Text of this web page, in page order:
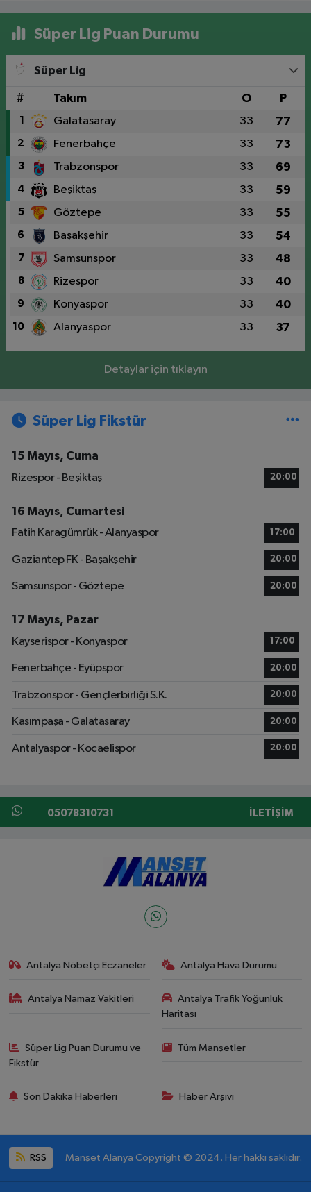
Süper Lig Puan Durumu
Süper Lig
# Takım O P
1 Galatasaray 33 77
2 Fenerbahçe 33 73
3 Trabzonspor 33 69
4 Beşiktaş 33 59
5 Göztepe 33 55
6 Başakşehir 33 54
7 Samsunspor 33 48
8 Rizespor 33 40
9 Konyaspor 33 40
10 Alanyaspor 33 37
Detaylar için tıklayın
Süper Lig Fikstür
15 Mayıs, Cuma
Rizespor - Beşiktaş
20:00
16 Mayıs, Cumartesi
Fatih Karagümrük - Alanyaspor
17:00
Gaziantep FK - Başakşehir 20:00
Samsunspor - Göztepe 20:00
17 Mayıs, Pazar
Kayserispor - Konyaspor
17:00
Fenerbahçe - Eyüpspor 20:00
Trabzonspor - Gençlerbirliği S.K. 20:00
Kasımpaşa - Galatasaray 20:00
Antalyaspor - Kocaelispor 20:00
05078310731 İLETIŞIM
Antalya Nöbetçi Eczaneler Antalya Hava Durumu
Antalya Namaz Vakitleri
Antalya Trafik Yoğunluk
Haritası
Süper Lig Puan Durumu ve
Fikstür
Tüm Manşetler
Son Dakika Haberleri Haber Arşivi
RSS Manşet Alanya Copyright © 2024. Her hakkı saklıdır.